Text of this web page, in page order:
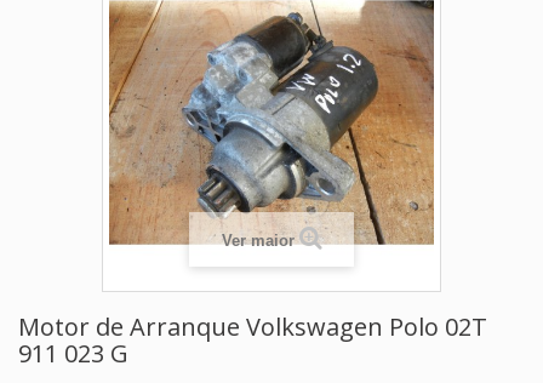
Ver maior
Motor de Arranque Volkswagen Polo 02T
911 023 G